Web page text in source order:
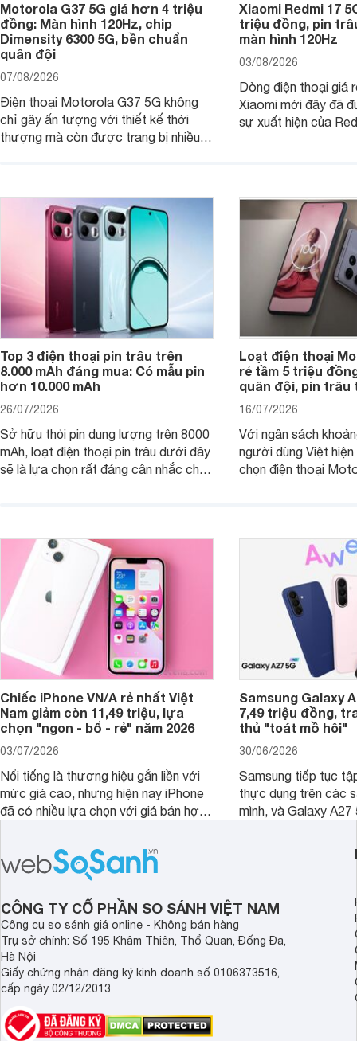
Motorola G37 5G giá hơn 4 triệu
đồng: Màn hình 120Hz, chip
Dimensity 6300 5G, bền chuẩn
quân đội
07/08/2026
Điện thoại Motorola G37 5G không
chỉ gây ấn tượng với thiết kế thời
thượng mà còn được trang bị nhiều
Xiaomi Redmi 17
triệu đồng, pin
màn hình 120Hz
03/08/2026
Dòng điện thoại giá
Xiaomi mới đây đã
sự xuất hiện của
Top 3 điện thoại pin trâu trên
8.000 mAh đáng mua: Có mẫu pin
hơn 10.000 mAh
26/07/2026
Sở hữu thỏi pin dung lượng trên 8000
mAh, loạt điện thoại pin trâu dưới đây
sẽ là lựa chọn rất đáng cân nhắc cho
Loạt điện thoại
rẻ tầm 5 triệu
quân đội, pin trâu
16/07/2026
Với ngân sách
người dùng Việt
chọn điện thoại
Chiếc iPhone VN/A rẻ nhất Việt
Nam giảm còn 11,49 triệu, lựa
chọn "ngon - bổ - rẻ" năm 2026
03/07/2026
Nổi tiếng là thương hiệu gắn liền với
mức giá cao, nhưng hiện nay iPhone
đã có nhiều lựa chọn với giá bán hợp
cận sản phẩm chính hãng.
Samsung Galaxy
7,49 triệu đồng,
thủ "toát mồ hôi"
30/06/2026
Samsung tiếp tục
thực dụng trên các
mình, và Galaxy
tới cho người dùng
lượng với nhiều
CÔNG TY CỔ PHẦN SO SÁNH VIỆT NAM
Công cụ so sánh giá online - Không bán hàng
Trụ sở chính: Số 195 Khâm Thiên, Thổ Quan, Đống Đa,
Hà Nội
Giấy chứng nhận đăng ký kinh doanh số 0106373516,
cấp ngày 02/12/2013